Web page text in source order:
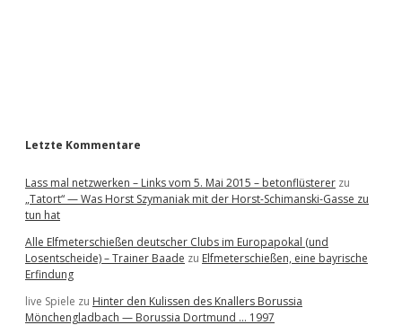
Letzte Kommentare
Lass mal netzwerken – Links vom 5. Mai 2015 – betonflüsterer zu
„Tatort“ — Was Horst Szymaniak mit der Horst-Schimanski-Gasse zu
tun hat
Alle Elfmeterschießen deutscher Clubs im Europapokal (und
Losentscheide) – Trainer Baade zu Elfmeterschießen, eine bayrische
Erfindung
live Spiele zu Hinter den Kulissen des Knallers Borussia
Mönchengladbach — Borussia Dortmund … 1997